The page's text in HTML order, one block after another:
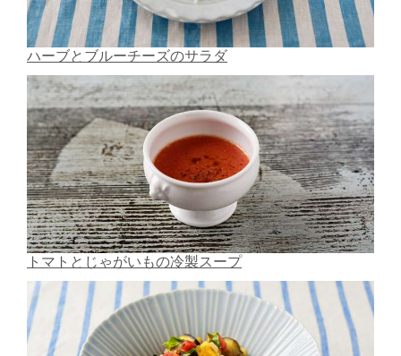
ハーブとブルーチーズのサラダ
トマトとじゃがいもの冷製スープ